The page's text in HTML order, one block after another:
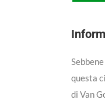
questa
di Van